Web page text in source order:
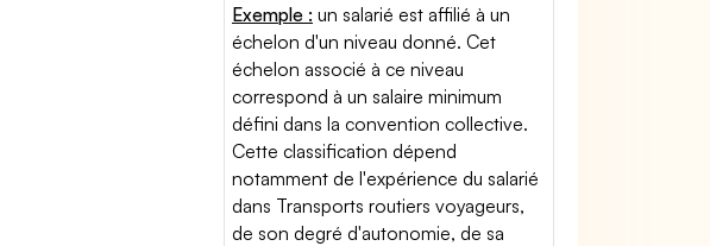
Exemple : un salarié est affilié à un
échelon d'un niveau donné. Cet
échelon associé à ce niveau
correspond à un salaire minimum
défini dans la convention collective.
Cette classification dépend
notamment de l'expérience du salarié
dans Transports routiers voyageurs,
de son degré d'autonomie, de sa